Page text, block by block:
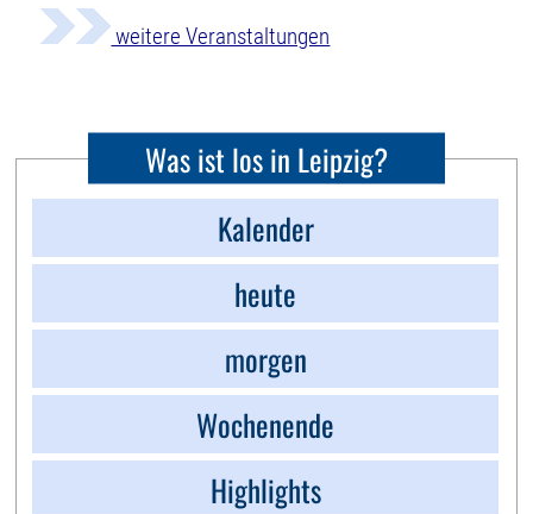
weitere Veranstaltungen
Was ist los in Leipzig?
Kalender
heute
morgen
Wochenende
Highlights